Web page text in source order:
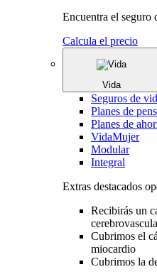
Encuentra el seguro
Calcula el precio
Vida
Seguros de
Planes de
Planes de
VidaMujer
Modular
Integral
Extras destacados
Recibirás un
Cubrimos el
miocardio
Cubrimos la